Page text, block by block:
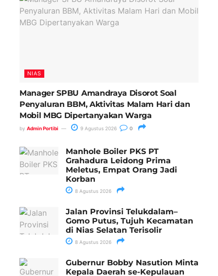
NIAS
Manager SPBU Amandraya Disorot Soal
Penyaluran BBM, Aktivitas Malam Hari dan
Mobil MBG Dipertanyakan Warga
by Admin Portibi 9 Agustus 2026 0
Manhole Boiler PKS PT
Grahadura Leidong Prima
Meletus, Empat Orang Jadi
Korban
8 Agustus 2026
Jalan Provinsi Telukdalam–
Gomo Putus, Tujuh Kecamatan
di Nias Selatan Terisolir
8 Agustus 2026
Gubernur Bobby Nasution Minta
Kepala Daerah se-Kepulauan